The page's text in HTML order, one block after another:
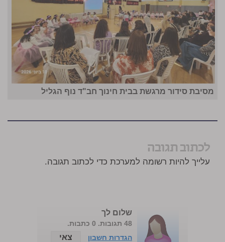
מסיבת סידור מרגשת בבית חינוך חב"ד נוף הגליל
לכתוב תגובה
עלייך להיות רשומה למערכת כדי לכתוב תגובה.
שלום לך
48 תגובות. 0 כתבות.
הגדרות חשבון
צאי